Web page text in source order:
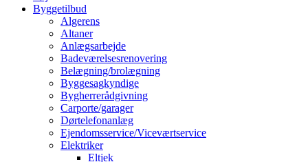
Byggetilbud
Algerens
Altaner
Anlægsarbejde
Badeværelsesrenovering
Belægning/brolægning
Byggesagkyndige
Bygherrerådgivning
Carporte/garager
Dørtelefonanlæg
Ejendomsservice/Viceværtservice
Elektriker
Eltjek